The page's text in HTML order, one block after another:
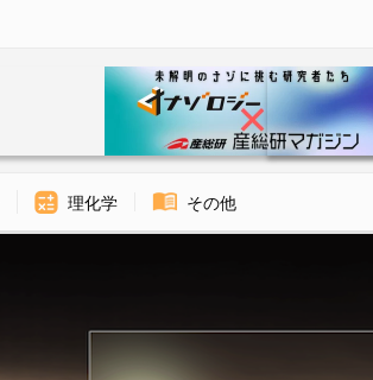
理化学 その他